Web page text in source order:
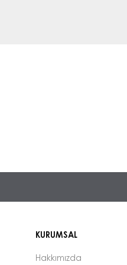
KURUMSAL
Hakkımızda